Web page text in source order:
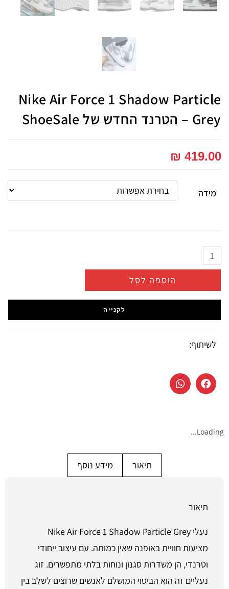
Nike Air Force 1 Shadow Particle
Grey – הטרנד החדש של ShoeSale
₪ 419.00
מידה
הוספה לסל
לקנייה
לשיתוף:
Loading...
תיאור מידע נוסף
תיאור
נעלי Nike Air Force 1 Shadow Particle Grey
מציעות חוויית באופנה שאין כמותה. עם עיצוב ייחודי
וטרנדי, הן משדרות סגנון ונוחות בלתי מתפשרים. זוג
נעליים זה הוא הביטוי המושלם לאנשים שרוצים לשלב בין